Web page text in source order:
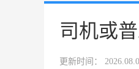
司机或
更新时间：